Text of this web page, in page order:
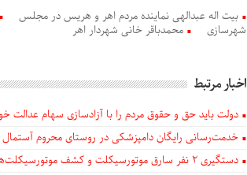
بیت اله عبدالهی نماینده مردم اهر و هریس در مجلس
شهرسازی
محمدباقر خانی شهردار اهر
اخبار مرتبط
دولت باید حق و حقوق مردم را با آزادسازی سهام عدالت
خدمت‌رسانی رایگان دامپزشکی در روستای محروم آستمال
دستگيری ۲ نفر سارق موتورسیکلت و کشف موتورسیکلت‌های سرقتی در اهر